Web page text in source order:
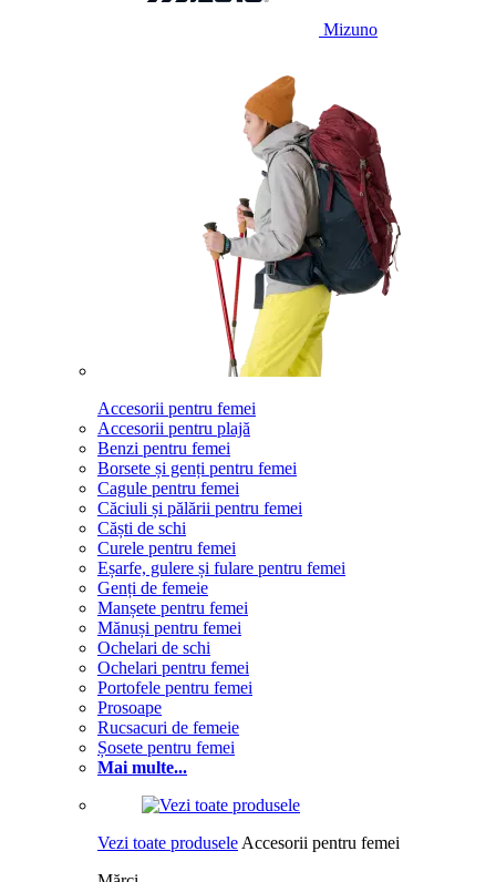
Mizuno
Accesorii pentru femei
Accesorii pentru plajă
Benzi pentru femei
Borsete și genți pentru femei
Cagule pentru femei
Căciuli și pălării pentru femei
Căști de schi
Curele pentru femei
Eșarfe, gulere și fulare pentru femei
Genți de femeie
Manșete pentru femei
Mănuși pentru femei
Ochelari de schi
Ochelari pentru femei
Portofele pentru femei
Prosoape
Rucsacuri de femeie
Șosete pentru femei
Mai multe...
Vezi toate produsele Accesorii pentru femei